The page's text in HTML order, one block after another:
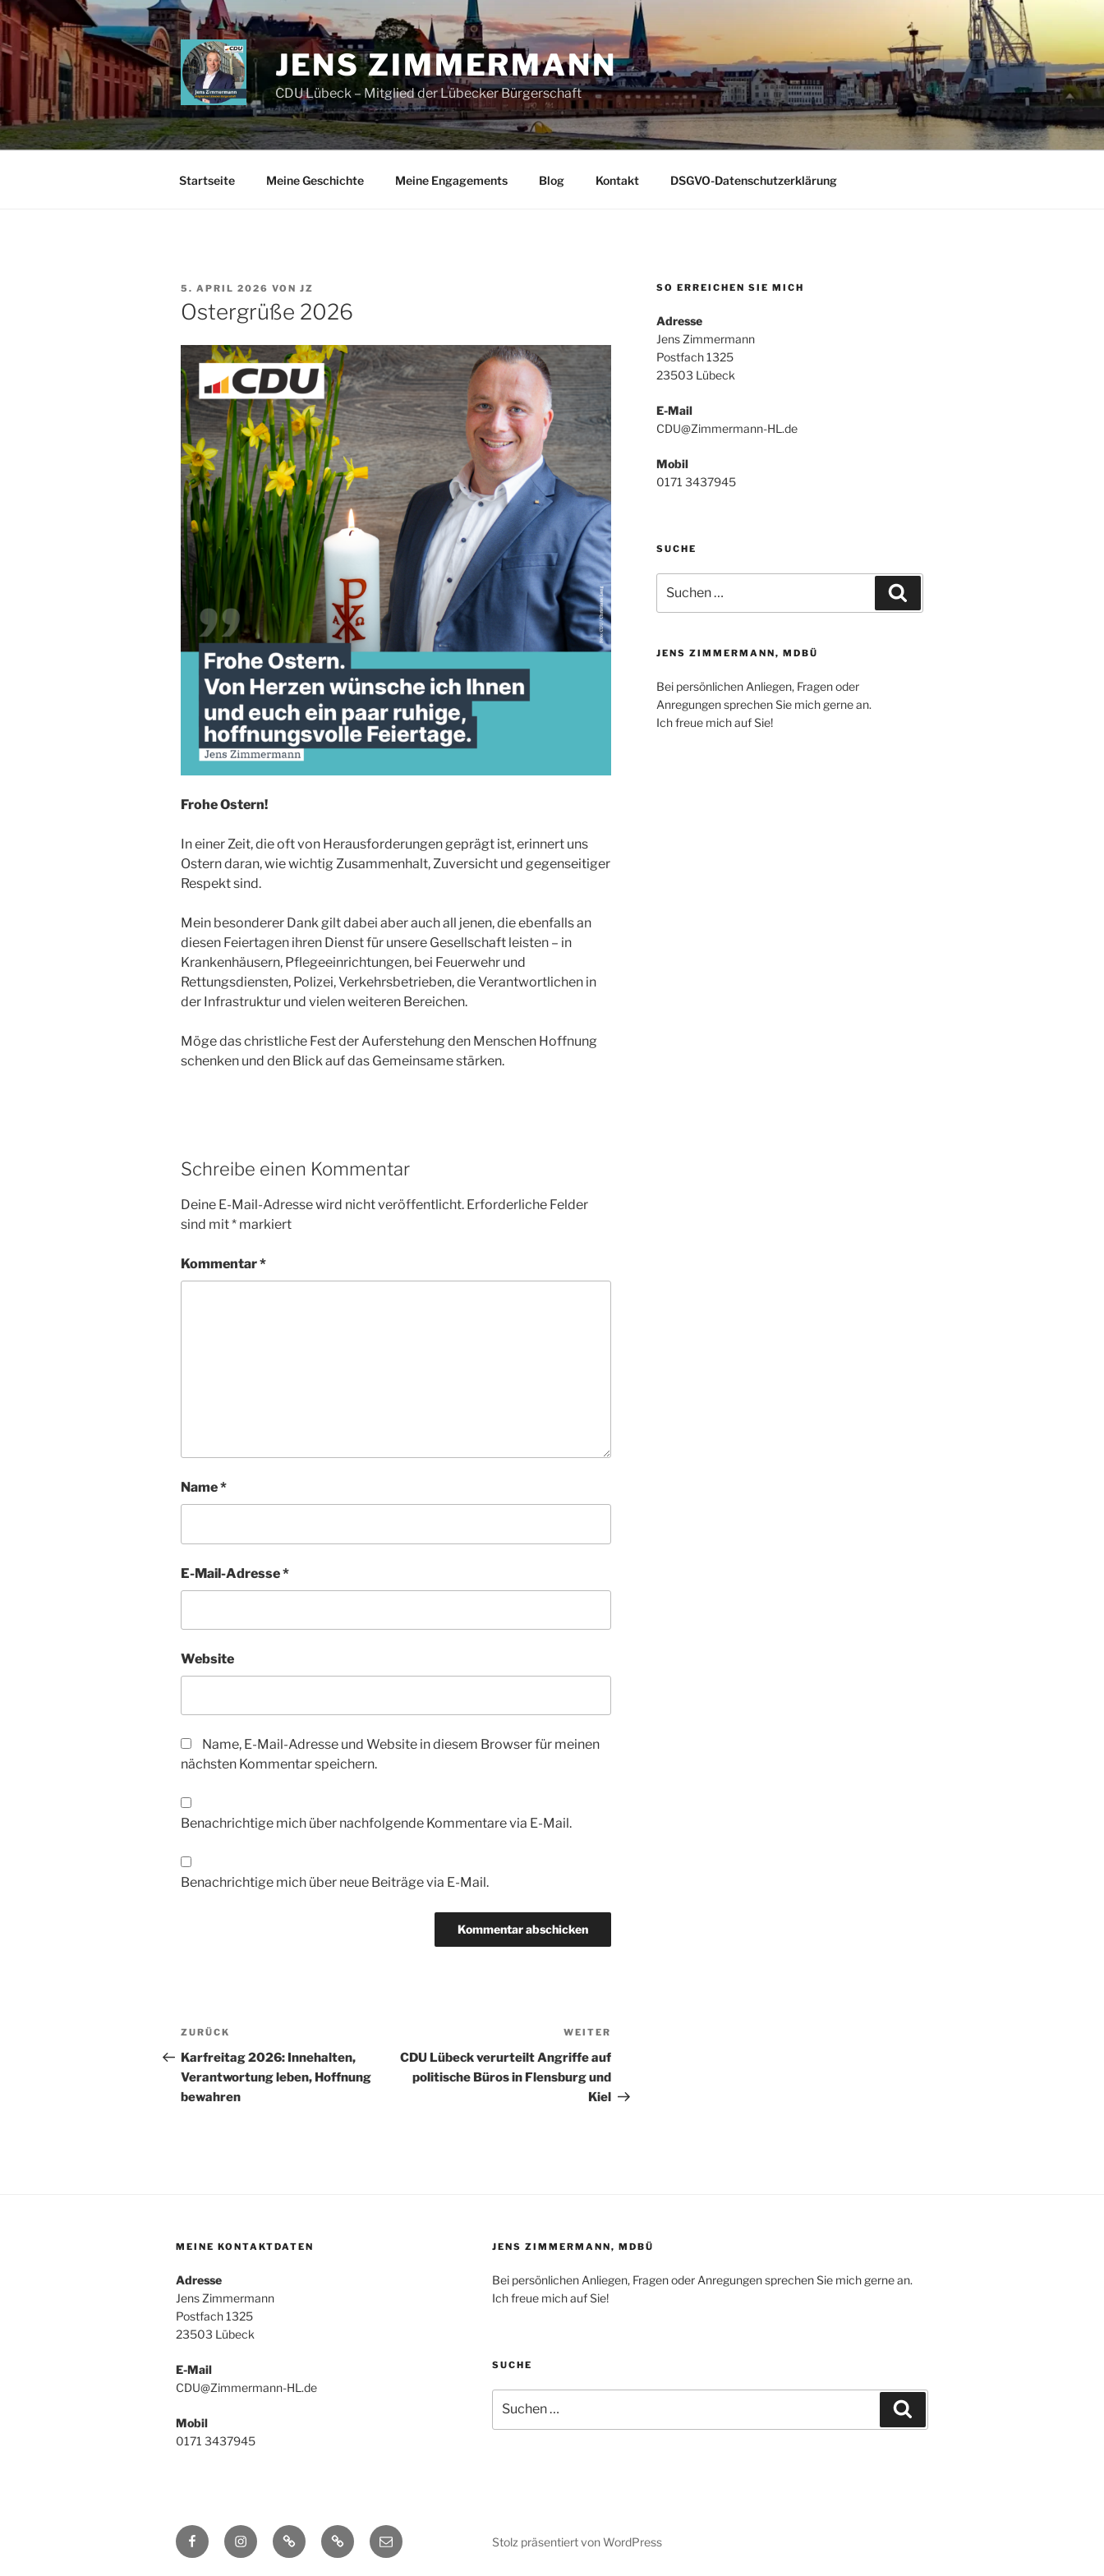
Zum
Inhalt
springen
JENS ZIMMERMANN
CDU Lübeck – Mitglied der Lübecker Bürgerschaft
Startseite Meine Geschichte Meine Engagements Blog Kontakt DSGVO-Datenschutzerklärung
VERÖFFENTLICHT
AM
5. APRIL 2026 VON JZ
Ostergrüße 2026
Frohe Ostern!
In einer Zeit, die oft von Herausforderungen geprägt ist, erinnert uns
Ostern daran, wie wichtig Zusammenhalt, Zuversicht und gegenseitiger
Respekt sind.
Mein besonderer Dank gilt dabei aber auch all jenen, die ebenfalls an
diesen Feiertagen ihren Dienst für unsere Gesellschaft leisten – in
Krankenhäusern, Pflegeeinrichtungen, bei Feuerwehr und
Rettungsdiensten, Polizei, Verkehrsbetrieben, die Verantwortlichen in
der Infrastruktur und vielen weiteren Bereichen.
Möge das christliche Fest der Auferstehung den Menschen Hoffnung
schenken und den Blick auf das Gemeinsame stärken.
Schreibe einen Kommentar
Deine E-Mail-Adresse wird nicht veröffentlicht. Erforderliche Felder
sind mit* markiert
Kommentar*
Name*
E-Mail-Adresse*
Website
Name, E-Mail-Adresse und Website in diesem Browser für meinen
nächsten Kommentar speichern.
Benachrichtige mich über nachfolgende Kommentare via E-Mail.
Benachrichtige mich über neue Beiträge via E-Mail.
Beitragsnavigation
Vorheriger
Beitrag
ZURÜCK
Karfreitag 2026: Innehalten,
Verantwortung leben, Hoffnung
bewahren
Beitrag
WEITER
CDU Lübeck verurteilt Angriffe auf
politische Büros in Flensburg und
Kiel
SO ERREICHEN SIE MICH
Adresse
Jens Zimmermann
Postfach 1325
23503 Lübeck
E-Mail
CDU@Zimmermann-HL.de
Mobil
0171 3437945
SUCHE
nach:
JENS ZIMMERMANN, MDBÜ
Bei persönlichen Anliegen, Fragen oder
Anregungen sprechen Sie mich gerne an.
Ich freue mich auf Sie!
MEINE KONTAKTDATEN
Adresse
Jens Zimmermann
Postfach 1325
23503 Lübeck
E-Mail
CDU@Zimmermann-HL.de
Mobil
0171 3437945
JENS ZIMMERMANN, MDBÜ
Bei persönlichen Anliegen, Fragen oder Anregungen sprechen Sie mich gerne an.
Ich freue mich auf Sie!
SUCHE
nach:
FacebookInstagramTikTok ThreadsE-
Mail
Stolz präsentiert von WordPress